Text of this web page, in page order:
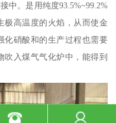
中。是用纯度93.5%~99.2%
极高温度的火焰，从而使金
化硝酸和的生产过程也需要
入煤气气化炉中，能得到